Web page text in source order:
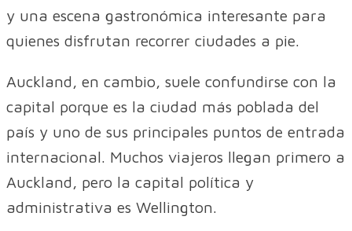
y una escena gastronómica interesante para
quienes disfrutan recorrer ciudades a pie.
Auckland, en cambio, suele confundirse con la
capital porque es la ciudad más poblada del
país y uno de sus principales puntos de entrada
internacional. Muchos viajeros llegan primero a
Auckland, pero la capital política y
administrativa es Wellington.